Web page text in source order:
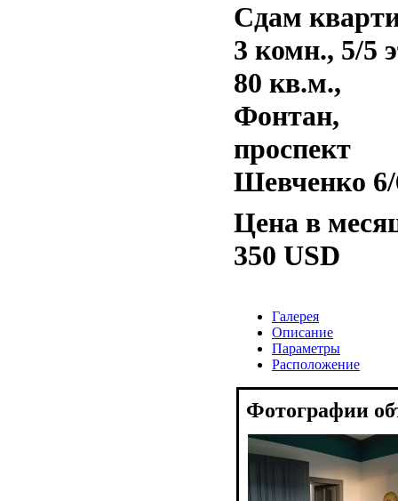
Сдам
3 комн., 5/5
80 кв.м.,
Фонтан,
проспект
Шевченко
Цена в
350 USD
Галерея
Описание
Параметры
Расположение
Фотографии